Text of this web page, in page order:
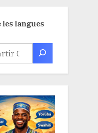
les langues